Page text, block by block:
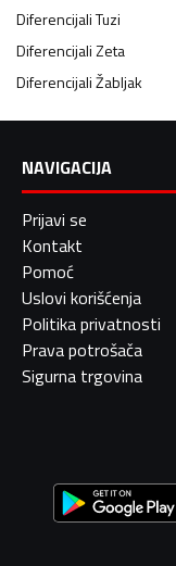
DiferencijaliTuzi
DiferencijaliZeta
DiferencijaliŽabljak
NAVIGACIJA
Prijavi se
Kontakt
Pomoć
Uslovi korišćenja
Politika privatnosti
Prava potrošača
Sigurna trgovina